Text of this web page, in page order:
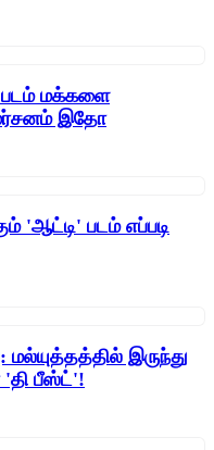
படம் மக்களை
இதோ
'ஆட்டி' படம் எப்படி
மல்யுத்தத்தில் இருந்து
'தி பீஸ்ட்'!